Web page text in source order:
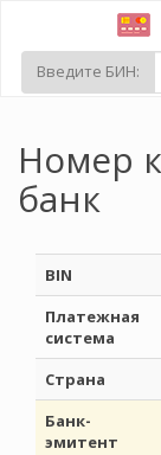
Введите БИН:
Номер
банк
BIN
Платежная
система
Страна
Банк-
эмитент